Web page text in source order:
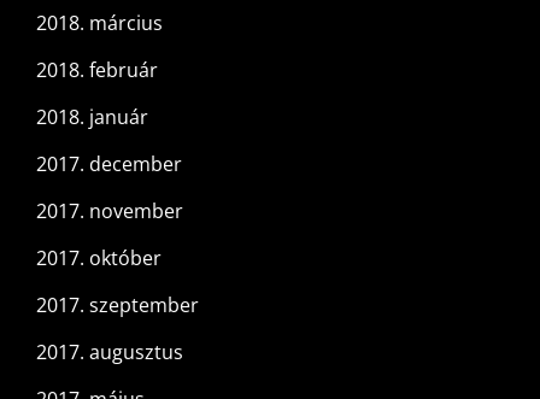
2018. március
2018. február
2018. január
2017. december
2017. november
2017. október
2017. szeptember
2017. augusztus